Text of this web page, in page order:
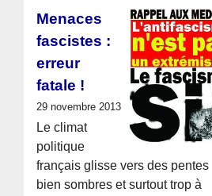
Menaces
fascistes :
erreur
fatale !
29 novembre 2013
Le climat
politique
français glisse vers des pentes
bien sombres et surtout trop à